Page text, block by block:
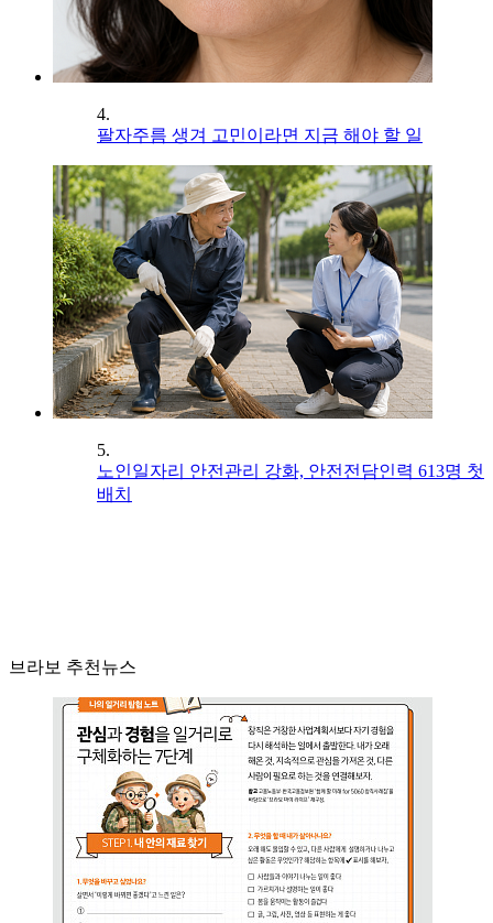
4.
팔자주름 생겨 고민이라면 지금 해야 할 일
5.
노인일자리 안전관리 강화, 안전전담인력 613명 첫
배치
브라보 추천뉴스